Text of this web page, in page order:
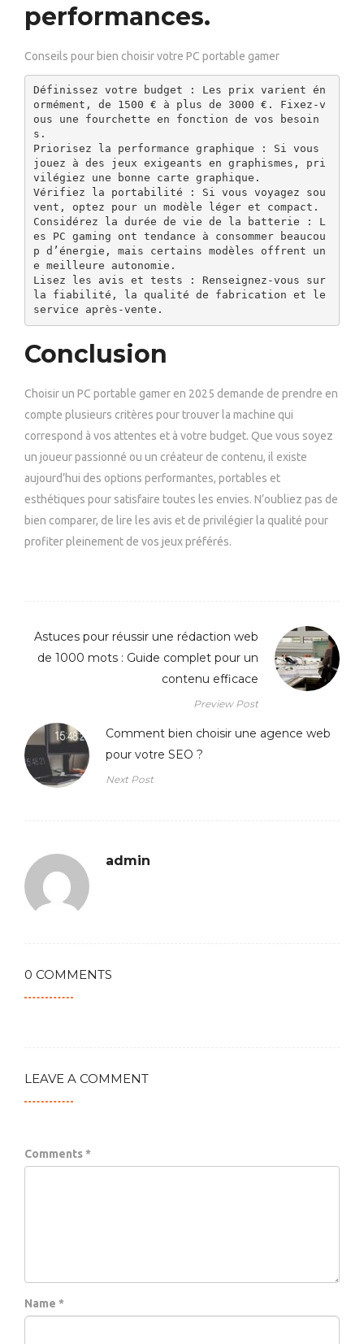
performances.
Conseils pour bien choisir votre PC portable gamer
Définissez votre budget : Les prix varient én
ormément, de 1500 € à plus de 3000 €. Fixez-v
ous une fourchette en fonction de vos besoin
s.
Priorisez la performance graphique : Si vous
jouez à des jeux exigeants en graphismes, pri
vilégiez une bonne carte graphique.
Vérifiez la portabilité : Si vous voyagez sou
vent, optez pour un modèle léger et compact.
Considérez la durée de vie de la batterie : L
es PC gaming ont tendance à consommer beaucou
p d’énergie, mais certains modèles offrent un
e meilleure autonomie.
Lisez les avis et tests : Renseignez-vous sur
la fiabilité, la qualité de fabrication et le
service après-vente.
Conclusion
Choisir un PC portable gamer en 2025 demande de prendre en
compte plusieurs critères pour trouver la machine qui
correspond à vos attentes et à votre budget. Que vous soyez
un joueur passionné ou un créateur de contenu, il existe
aujourd’hui des options performantes, portables et
esthétiques pour satisfaire toutes les envies. N’oubliez pas de
bien comparer, de lire les avis et de privilégier la qualité pour
profiter pleinement de vos jeux préférés.
Astuces pour réussir une rédaction web
de 1000 mots : Guide complet pour un
contenu efficace
Preview Post
Comment bien choisir une agence web
pour votre SEO ?
Next Post
admin
0 COMMENTS
LEAVE A COMMENT
Comments *
Name *